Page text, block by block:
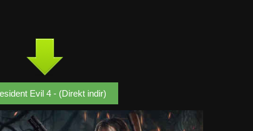
Evil 4 - (Direkt indir)